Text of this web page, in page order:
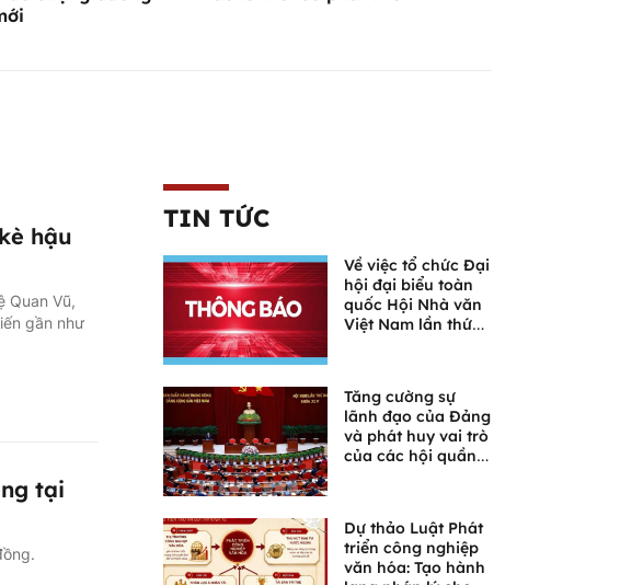
hậu
Quan Vũ,
gần như
tại
TIN TỨC
Về việc tổ chức Đại
hội đại biểu toàn
quốc Hội Nhà văn
Việt Nam lần thứ
Tăng cường sự
lãnh đạo của Đảng
và phát huy vai trò
của các hội quần
Dự thảo Luật Phát
triển công nghiệp
văn hóa: Tạo hành